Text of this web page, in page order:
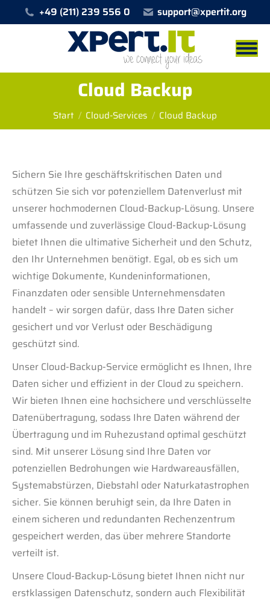
+49 (211) 239 556 0 support@xpertit.org
Cloud Backup
Sie befinden sich hier:
Start Cloud-Services Cloud Backup
Sichern Sie Ihre geschäftskritischen Daten und
schützen Sie sich vor potenziellem Datenverlust mit
unserer hochmodernen Cloud-Backup-Lösung. Unsere
umfassende und zuverlässige Cloud-Backup-Lösung
bietet Ihnen die ultimative Sicherheit und den Schutz,
den Ihr Unternehmen benötigt. Egal, ob es sich um
wichtige Dokumente, Kundeninformationen,
Finanzdaten oder sensible Unternehmensdaten
handelt – wir sorgen dafür, dass Ihre Daten sicher
gesichert und vor Verlust oder Beschädigung
geschützt sind.
Unser Cloud-Backup-Service ermöglicht es Ihnen, Ihre
Daten sicher und effizient in der Cloud zu speichern.
Wir bieten Ihnen eine hochsichere und verschlüsselte
Datenübertragung, sodass Ihre Daten während der
Übertragung und im Ruhezustand optimal geschützt
sind. Mit unserer Lösung sind Ihre Daten vor
potenziellen Bedrohungen wie Hardwareausfällen,
Systemabstürzen, Diebstahl oder Naturkatastrophen
sicher. Sie können beruhigt sein, da Ihre Daten in
einem sicheren und redundanten Rechenzentrum
gespeichert werden, das über mehrere Standorte
verteilt ist.
Unsere Cloud-Backup-Lösung bietet Ihnen nicht nur
erstklassigen Datenschutz, sondern auch Flexibilität